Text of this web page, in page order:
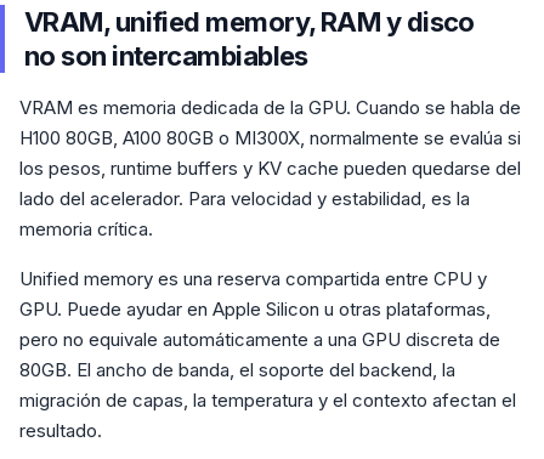
VRAM, unified memory, RAM y disco
no son intercambiables
VRAM es memoria dedicada de la GPU. Cuando se habla de
H100 80GB, A100 80GB o MI300X, normalmente se evalúa si
los pesos, runtime buffers y KV cache pueden quedarse del
lado del acelerador. Para velocidad y estabilidad, es la
memoria crítica.
Unified memory es una reserva compartida entre CPU y
GPU. Puede ayudar en Apple Silicon u otras plataformas,
pero no equivale automáticamente a una GPU discreta de
80GB. El ancho de banda, el soporte del backend, la
migración de capas, la temperatura y el contexto afectan el
resultado.